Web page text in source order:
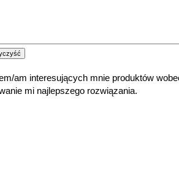
am interesujących mnie produktów
mi najlepszego rozwiązania.